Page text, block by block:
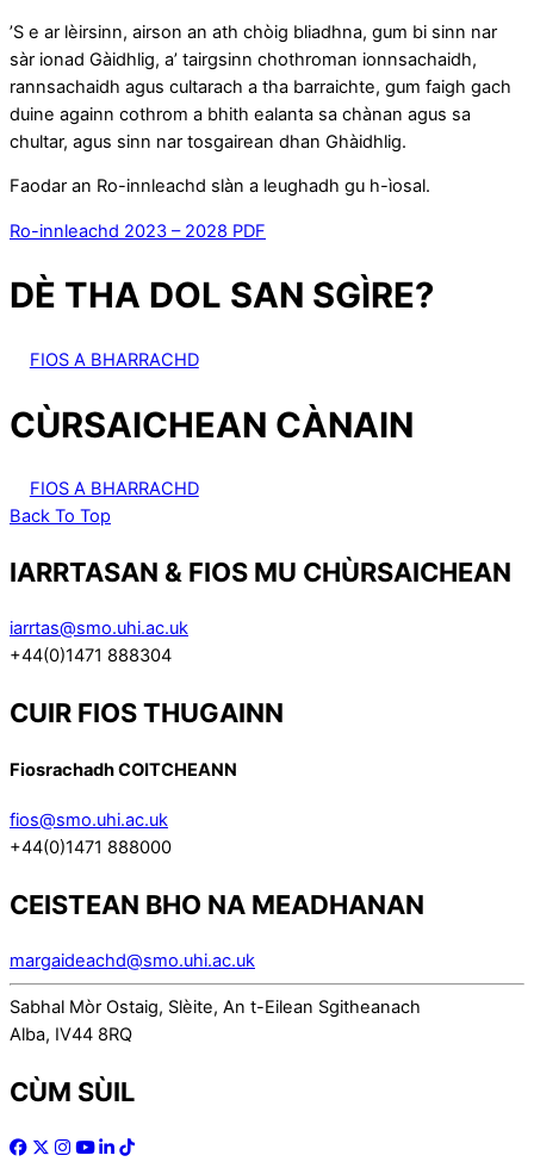
’S e ar lèirsinn, airson an ath chòig bliadhna, gum bi sinn nar
sàr ionad Gàidhlig, a’ tairgsinn chothroman ionnsachaidh,
rannsachaidh agus cultarach a tha barraichte, gum faigh gach
duine againn cothrom a bhith ealanta sa chànan agus sa
chultar, agus sinn nar tosgairean dhan Ghàidhlig.
Faodar an Ro-innleachd slàn a leughadh gu h-ìosal.
Ro-innleachd 2023 – 2028 PDF
DÈ THA DOL SAN SGÌRE?
FIOS A BHARRACHD
CÙRSAICHEAN CÀNAIN
FIOS A BHARRACHD
Back To Top
IARRTASAN & FIOS MU CHÙRSAICHEAN
iarrtas@smo.uhi.ac.uk
+44(0)1471 888304
CUIR FIOS THUGAINN
Fiosrachadh COITCHEANN
fios@smo.uhi.ac.uk
+44(0)1471 888000
CEISTEAN BHO NA MEADHANAN
margaideachd@smo.uhi.ac.uk
Sabhal Mòr Ostaig, Slèite, An t-Eilean Sgitheanach
Alba, IV44 8RQ
CÙM SÙIL